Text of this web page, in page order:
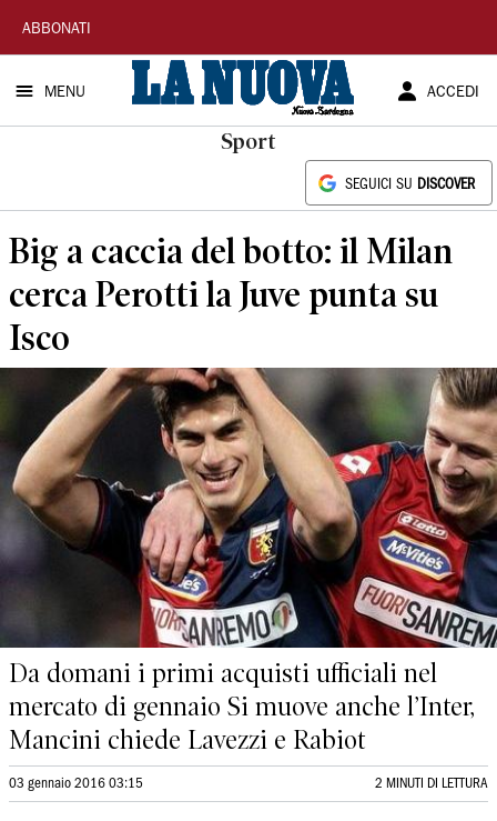
La
Nuova
Sardegna
ABBONATI
MENU ACCEDI
Sport
SEGUICI SU DISCOVER
Big a caccia del botto: il Milan
cerca Perotti la Juve punta su
Isco
Da domani i primi acquisti ufficiali nel
mercato di gennaio Si muove anche l’Inter,
Mancini chiede Lavezzi e Rabiot
03 gennaio 2016 03:15 2 MINUTI DI LETTURA